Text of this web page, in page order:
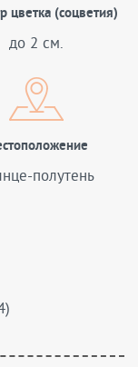
цветка (соцветия)
до 2 см.
полутень